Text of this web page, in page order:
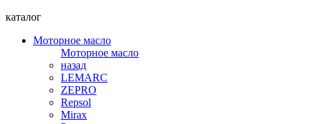
каталог
Моторное масло
Моторное масло
назад
LEMARC
ZEPRO
Repsol
Mirax